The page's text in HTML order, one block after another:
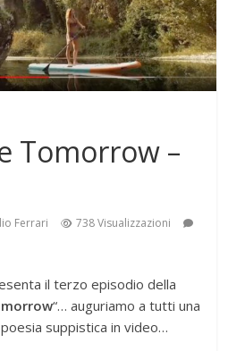
Tomorrow –
Ferrari
738 Visualizzazioni
il terzo episodio della
“… auguriamo a tutti una
suppistica in video…